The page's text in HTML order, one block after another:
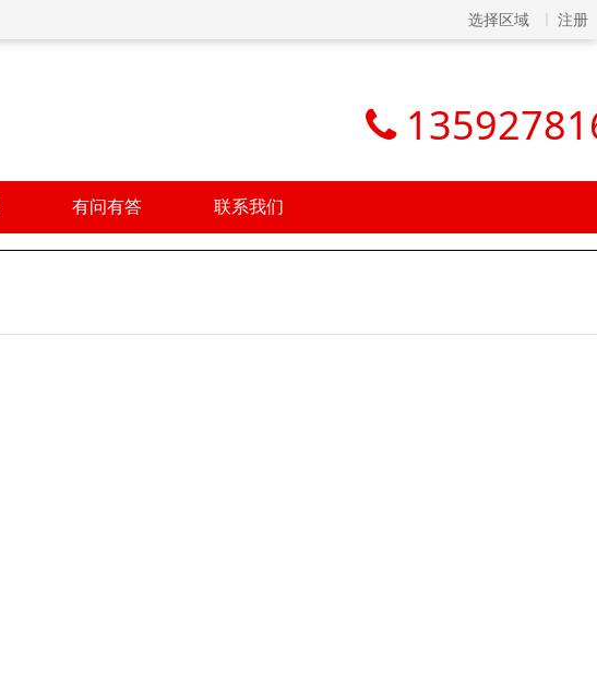
选择区域 注册
有问有答 联系我们